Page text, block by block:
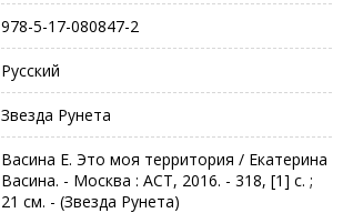
978-5-17-080847-2
Русский
Звезда Рунета
Васина Е. Это моя территория / Екатерина
Васина. - Москва : АСТ, 2016. - 318, [1] с. ;
21 см. - (Звезда Рунета)